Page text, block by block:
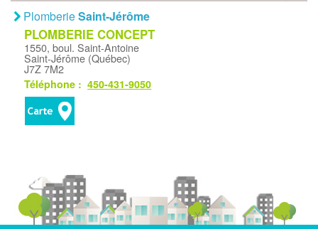
PlomberieSaint-Jérôme
PLOMBERIE CONCEPT
1550, boul. Saint-Antoine
Saint-Jérôme (Québec)
J7Z 7M2
Téléphone :450-431-9050